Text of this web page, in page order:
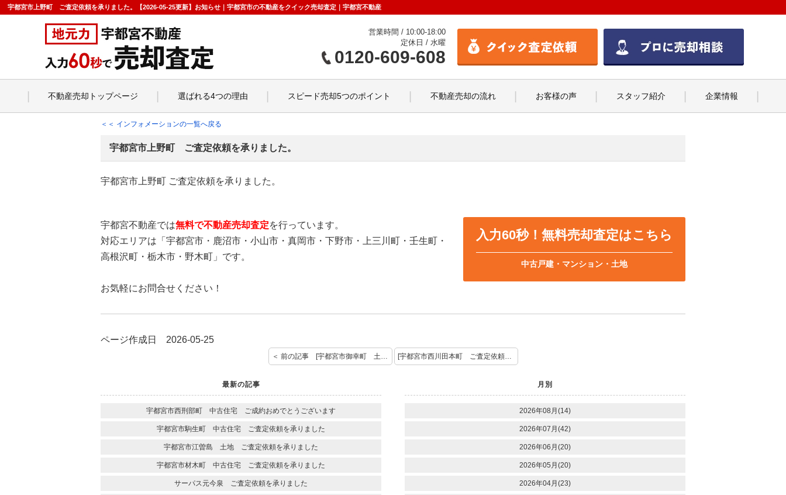
宇都宮市上野町 ご査定依頼を承りました。【2026-05-25更新】お知らせ｜宇都宮市の不動産をクイック売却査定｜宇都宮不動産
営業時間 / 10:00-18:00
定休日 / 水曜
0120-609-608
不動産売却トップページ 選ばれる4つの理由 スピード売却5つのポイント 不動産売却の流れ お客様の声 スタッフ紹介 企業情報
＜＜ インフォメーションの一覧へ戻る
宇都宮市上野町 ご査定依頼を承りました。
宇都宮市上野町 ご査定依頼を承りました。
宇都宮不動産では無料で不動産売却査定を行っています。
対応エリアは「宇都宮市・鹿沼市・小山市・真岡市・下野市・上三川町・壬生町・
高根沢町・栃木市・野木町」です。
お気軽にお問合せください！
入力60秒！無料売却査定はこちら
中古戸建・マンション・土地
ページ作成日 2026-05-25
＜ 前の記事 [宇都宮市御幸町 土地 ご査定依頼を承りました。] [宇都宮市西川田本町 ご査定依頼を承りました。] 次の記事 ＞
最新の記事
宇都宮市西刑部町 中古住宅 ご成約おめでとうございます
宇都宮市駒生町 中古住宅 ご査定依頼を承りました
宇都宮市江曽島 土地 ご査定依頼を承りました
宇都宮市材木町 中古住宅 ご査定依頼を承りました
サーパス元今泉 ご査定依頼を承りました
月別
2026年08月(14)
2026年07月(42)
2026年06月(20)
2026年05月(20)
2026年04月(23)